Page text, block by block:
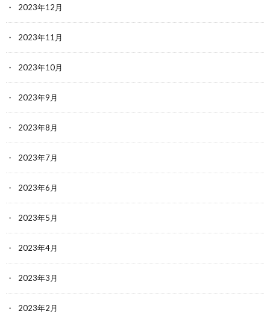
2023年12月
2023年11月
2023年10月
2023年9月
2023年8月
2023年7月
2023年6月
2023年5月
2023年4月
2023年3月
2023年2月